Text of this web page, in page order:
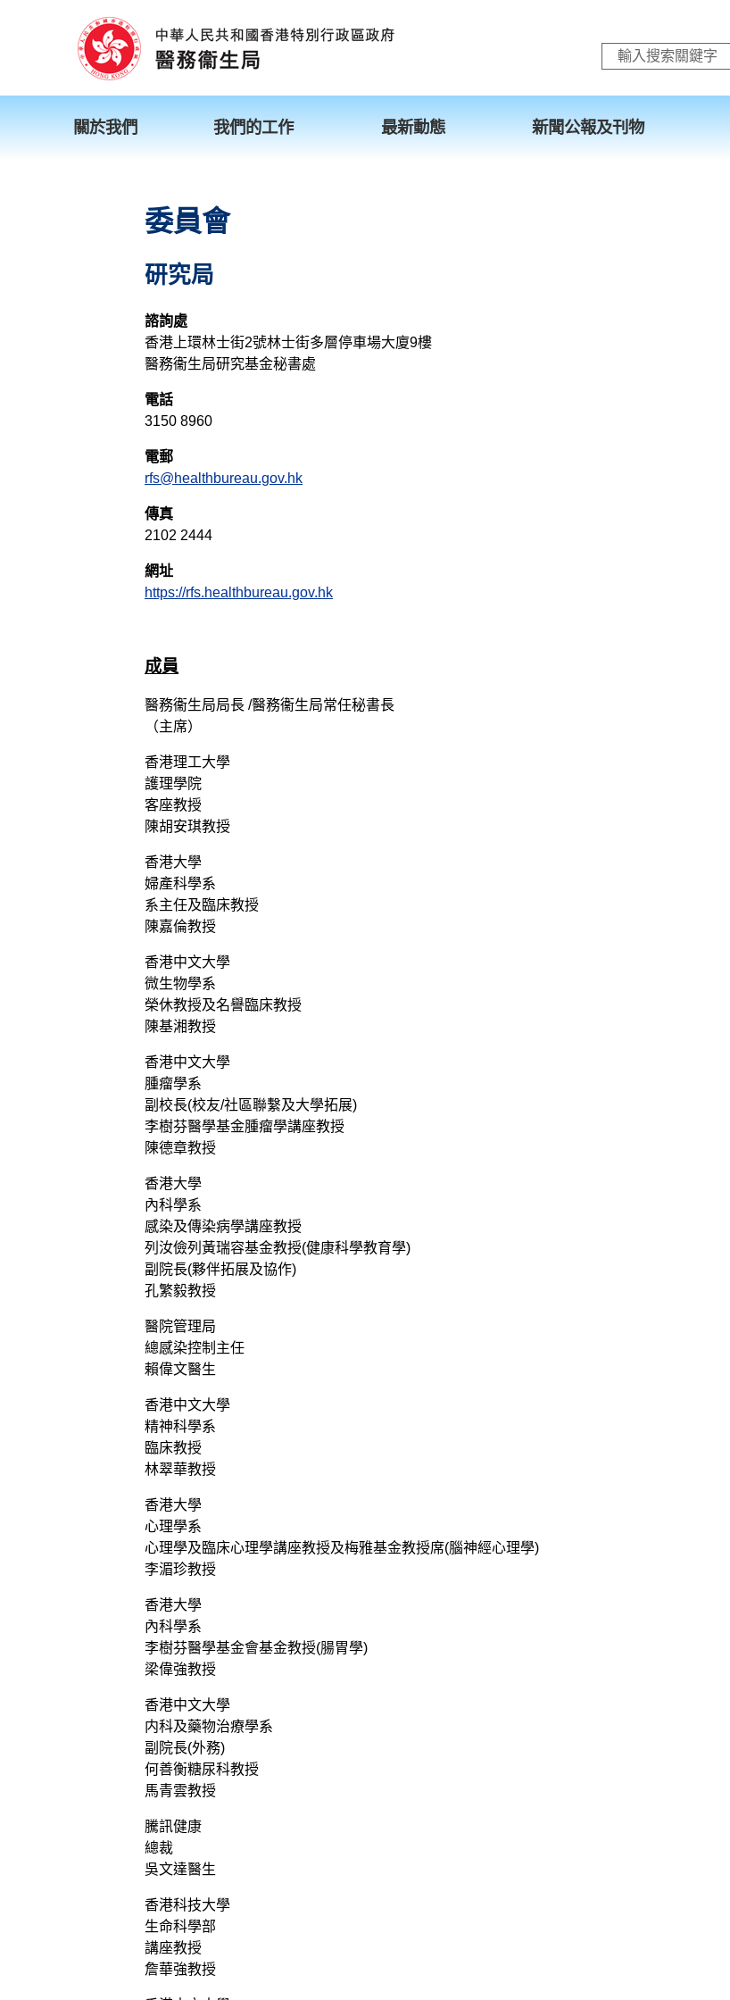
關於我們 我們的工作 最新動態 新聞公報及刊物
委員會
研究局
諮詢處
香港上環林士街2號林士街多層停車場大廈9樓
醫務衞生局研究基金秘書處
電話
3150 8960
電郵
rfs@healthbureau.gov.hk
傳真
2102 2444
網址
https://rfs.healthbureau.gov.hk
成員
醫務衞生局局長 /醫務衞生局常任秘書長
（主席）
香港理工大學
護理學院
客座教授
陳胡安琪教授
香港大學
婦產科學系
系主任及臨床教授
陳嘉倫教授
香港中文大學
微生物學系
榮休教授及名譽臨床教授
陳基湘教授
香港中文大學
腫瘤學系
副校長(校友/社區聯繫及大學拓展)
李樹芬醫學基金腫瘤學講座教授
陳德章教授
香港大學
內科學系
感染及傳染病學講座教授
列汝儉列黃瑞容基金教授(健康科學教育學)
副院長(夥伴拓展及協作)
孔繁毅教授
醫院管理局
總感染控制主任
賴偉文醫生
香港中文大學
精神科學系
臨床教授
林翠華教授
香港大學
心理學系
心理學及臨床心理學講座教授及梅雅基金教授席(腦神經心理學)
李湄珍教授
香港大學
內科學系
李樹芬醫學基金會基金教授(腸胃學)
梁偉強教授
香港中文大學
内科及藥物治療學系
副院長(外務)
何善衡糖尿科教授
馬青雲教授
騰訊健康
總裁
吳文達醫生
香港科技大學
生命科學部
講座教授
詹華強教授